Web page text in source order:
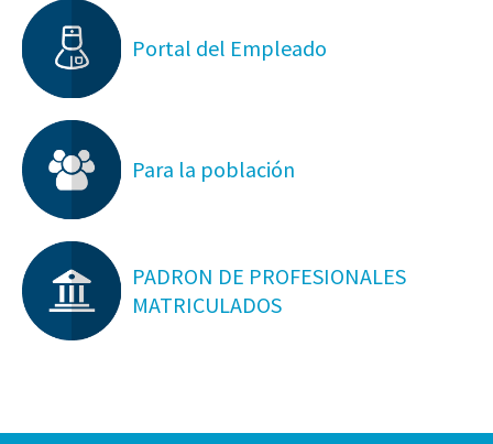
Portal del Empleado
Para la población
PADRON DE PROFESIONALES
MATRICULADOS